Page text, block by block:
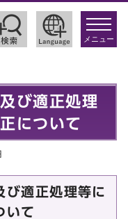
toggle
メニュー
び適正処理
について
び適正処理等に
いて